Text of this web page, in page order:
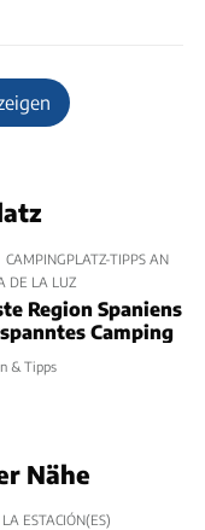
CAMPINGPLATZ-TIPPS AN
DE LA LUZ
Region Spaniens
Camping
& Tipps
Nähe
ESTACIÓN(ES)